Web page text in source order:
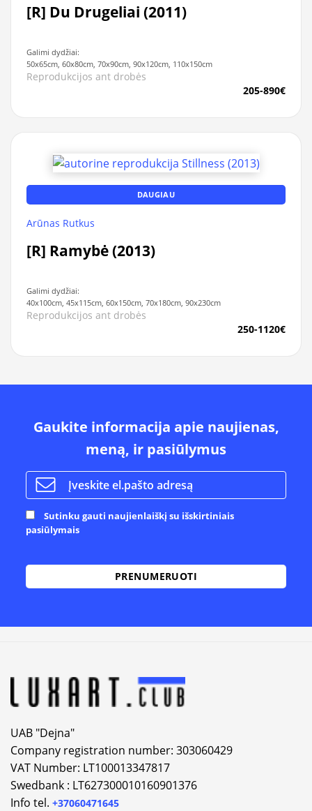
[R] Du Drugeliai (2011)
Galimi dydžiai:
50x65cm, 60x80cm, 70x90cm, 90x120cm, 110x150cm
Reprodukcijos ant drobės
205-890€
DAUGIAU
Arūnas Rutkus
[R] Ramybė (2013)
Galimi dydžiai:
40x100cm, 45x115cm, 60x150cm, 70x180cm, 90x230cm
Reprodukcijos ant drobės
250-1120€
Gaukite informacija apie naujienas,
meną, ir pasiūlymus
Sutinku gauti naujienlaiškį su išskirtiniais
pasiūlymais
UAB "Dejna"
Company registration number: 303060429
VAT Number: LT100013347817
Swedbank : LT627300010160901376
Info tel. +37060471645